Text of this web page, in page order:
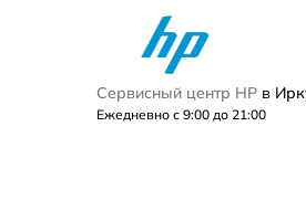
Сервисный центр HP в
Ежедневно с 9:00 до 21:00